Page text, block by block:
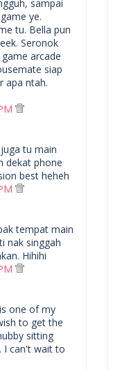
sampai
ye.
tu. Bella pun
Seronok
arcade
siap
apa ntah.
tu main
dekat phone
best heheh
tempat main
nak singgah
Hihihi
one of my
to get the
sitting
I can't wait to